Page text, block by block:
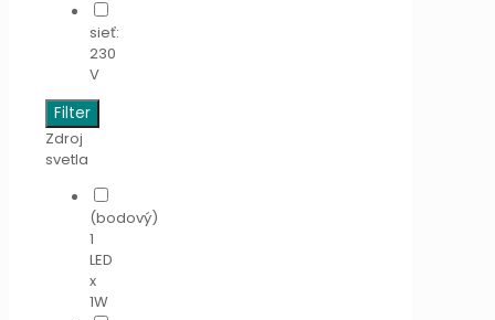
sieť:
230
V
Filter
Zdroj
svetla
(bodový)
1
LED
x
1W